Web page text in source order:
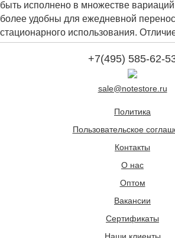
быть исполнено в множестве
более удобны для ежедневной
стационарного использования.
+7(495) 585-62-
sale@notestore.ru
Политика
Пользовательское
Контакты
О нас
Оптом
Вакансии
Сертификаты